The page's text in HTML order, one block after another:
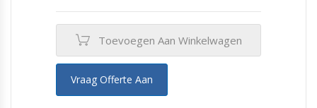
Toevoegen Aan Winkelwagen
Vraag Offerte Aan